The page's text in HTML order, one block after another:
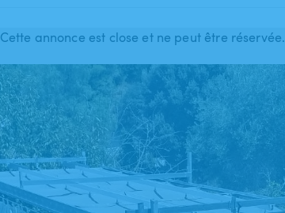
Cette annonce est close et ne peut être réservée.